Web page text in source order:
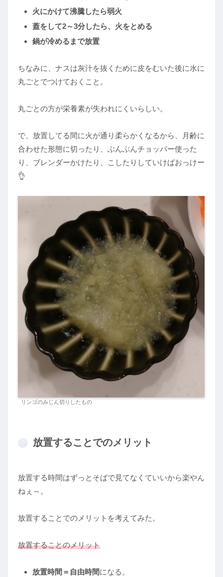
火にかけて沸騰したら弱火
蓋をして2～3分したら、火をとめる
鍋が冷めるまで放置
ちなみに、ナスは灰汁を抜くために皮をむいた後に水に
丸ごとでつけておくこと。
丸ごとの方が栄養素が失われにくいらしい。
で、放置してる間に火が通り柔らかくなるから、月齢に
合わせた形態に切ったり、ぶんぶんチョッパー使った
り、ブレンダーかけたり、こしたりしていけばおっけー
👌
リンゴのみじん切りしたもの
放置することでのメリット
放置する時間はずっとそばで見てなくていいから楽やん
ねぇ～。
放置することでのメリットを考えてみた。
放置することのメリット
放置時間＝自由時間になる。